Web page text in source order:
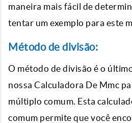
maneira mais fácil de
tentar um exemplo para este
Método de divisão:
O método de divisão é o
nossa Calculadora De Mmc
múltiplo comum. Esta
comum permite que você